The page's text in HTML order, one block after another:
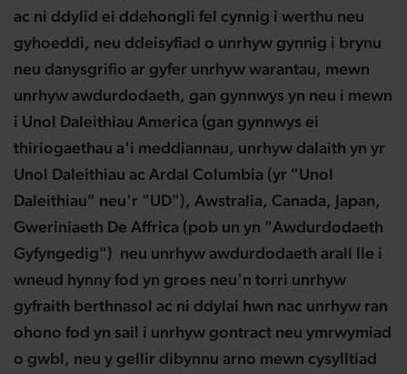
ac ni ddylid ei ddehongli fel cynnig i werthu neu
gyhoeddi, neu ddeisyfiad o unrhyw gynnig i brynu
neu danysgrifio ar gyfer unrhyw warantau, mewn
unrhyw awdurdodaeth, gan gynnwys yn neu i mewn
i Unol Daleithiau America (gan gynnwys ei
thiriogaethau a'i meddiannau, unrhyw dalaith yn yr
Unol Daleithiau ac Ardal Columbia (yr "Unol
Daleithiau" neu'r "UD"), Awstralia, Canada, Japan,
Gweriniaeth De Affrica (pob un yn "Awdurdodaeth
Gyfyngedig") neu unrhyw awdurdodaeth arall lle i
wneud hynny fod yn groes neu'n torri unrhyw
gyfraith berthnasol ac ni ddylai hwn nac unrhyw ran
ohono fod yn sail i unrhyw gontract neu ymrwymiad
o gwbl, neu y gellir dibynnu arno mewn cysylltiad